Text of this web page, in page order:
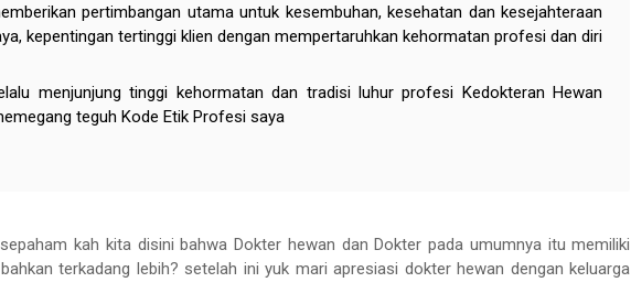
pertimbangan utama untuk kesembuhan, kesehatan dan kesejahteraan
kepentingan tertinggi klien dengan mempertaruhkan kehormatan profesi dan diri
menjunjung tinggi kehormatan dan tradisi luhur profesi Kedokteran Hewan
teguh Kode Etik Profesi saya
kah kita disini bahwa Dokter hewan dan Dokter pada umumnya itu memiliki
terkadang lebih? setelah ini yuk mari apresiasi dokter hewan dengan keluarga